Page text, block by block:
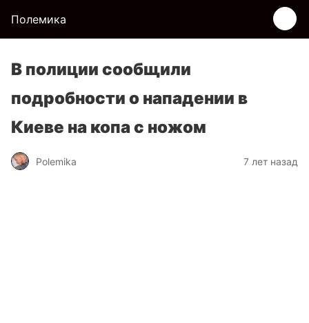
Полемика
В полиции сообщили
подробности о нападении в
Киеве на копа с ножом
Polemika 7 лет назад